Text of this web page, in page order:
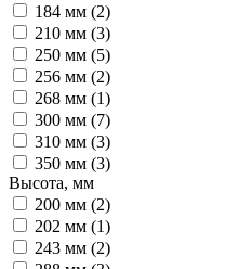
184 мм (2)
210 мм (3)
250 мм (5)
256 мм (2)
268 мм (1)
300 мм (7)
310 мм (3)
350 мм (3)
Высота, мм
200 мм (2)
202 мм (1)
243 мм (2)